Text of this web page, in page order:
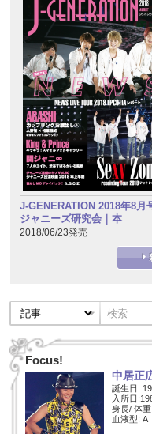
J-GENERATION 2018年8月
ジャニーズ研究会｜本
2018/06/23発売
Focus!
中居正
誕生日:
入所日
身長/ 体
血液型: A